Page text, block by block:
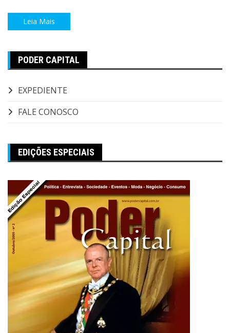
Leia Mais
PODER CAPITAL
EXPEDIENTE
FALE CONOSCO
EDIÇÕES ESPECIAIS